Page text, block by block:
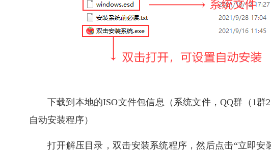
下载到本地的ISO文件包信息（系统文件，QQ群（1群
自动安装程序）
打开解压目录，双击安装系统程序，然后点击“立即安